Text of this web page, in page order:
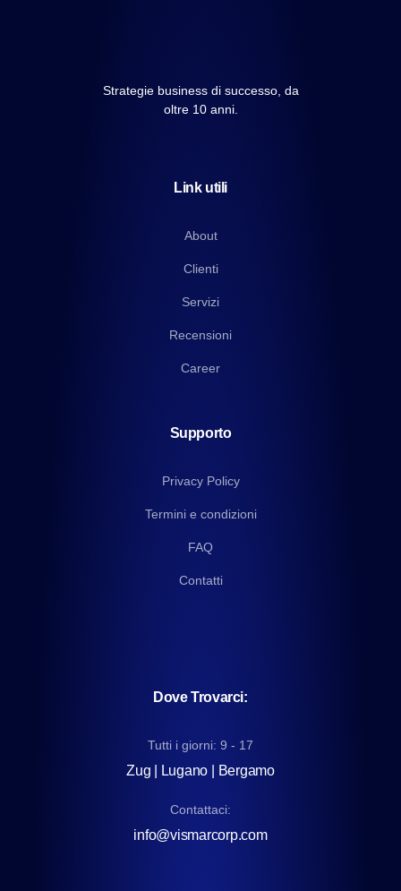
Strategie business di successo, da
oltre 10 anni.
Link utili
About
Clienti
Servizi
Recensioni
Career
Supporto
Privacy Policy
Termini e condizioni
FAQ
Contatti
Dove Trovarci:
Tutti i giorni: 9 - 17
Zug | Lugano | Bergamo
Contattaci:
info@vismarcorp.com